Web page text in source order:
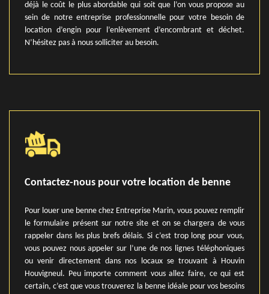
déjà le coût le plus abordable qui soit que l’on vous propose au
sein de notre entreprise professionnelle pour votre besoin de
location d’engin pour l’enlèvement d’encombrant et déchet.
N’hésitez pas à nous solliciter au besoin.
Contactez-nous pour votre location de benne
Pour louer une benne chez Entreprise Marin, vous pouvez remplir
le formulaire présent sur notre site et on se chargera de vous
rappeler dans les plus brefs délais. Si c’est trop long pour vous,
vous pouvez nous appeler sur l’une de nos lignes téléphoniques
ou venir directement dans nos locaux se trouvant à Houvin
Houvigneul. Peu importe comment vous allez faire, ce qui est
certain, c’est que vous trouverez la benne idéale pour vos besoins